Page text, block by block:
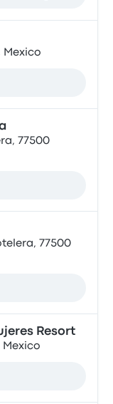
Mexico
77500
77500
Resort